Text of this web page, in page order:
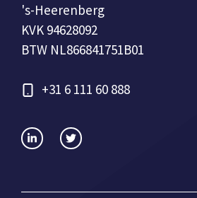
's-Heerenberg
KVK 94628092
BTW NL866841751B01
+31 6 111 60 888